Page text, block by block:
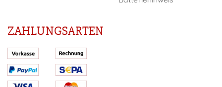
ZAHLUNGSARTEN